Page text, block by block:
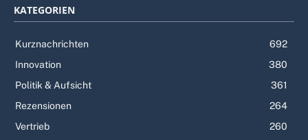
KATEGORIEN
Kurznachrichten
692
Innovation
380
Politik & Aufsicht
361
Rezensionen
264
Vertrieb
260